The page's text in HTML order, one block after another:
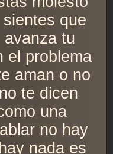
que
tu
el problema
aman o no
te dicen
una
no hay
nada es